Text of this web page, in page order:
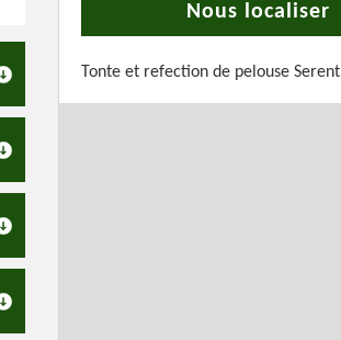
Nous localiser
Tonte et refection de pelouse Serent